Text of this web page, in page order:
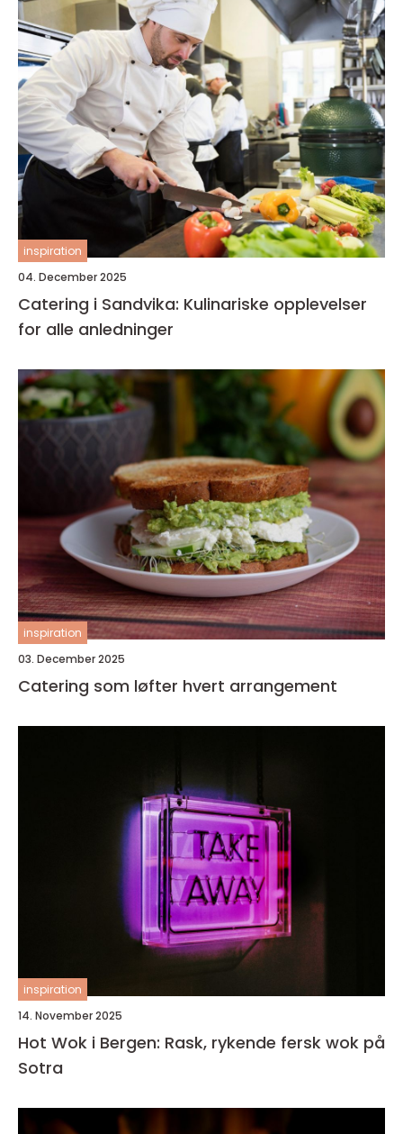
inspiration
04. December 2025
Catering i Sandvika: Kulinariske opplevelser
for alle anledninger
inspiration
03. December 2025
Catering som løfter hvert arrangement
inspiration
14. November 2025
Hot Wok i Bergen: Rask, rykende fersk wok på
Sotra